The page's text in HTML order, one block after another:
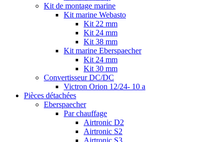
Kit de montage marine
Kit marine Webasto
Kit 22 mm
Kit 24 mm
Kit 38 mm
Kit marine Eberspaecher
Kit 24 mm
Kit 30 mm
Convertisseur DC/DC
Victron Orion 12/24- 10 a
Pièces détachées
Eberspaecher
Par chauffage
Airtronic D2
Airtronic S2
Airtronic S3